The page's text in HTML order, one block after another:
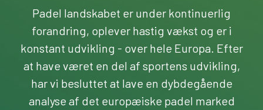
Padel landskabet er under kontinuerlig
forandring, oplever hastig vækst og er i
konstant udvikling - over hele Europa. Efter
at have været en del af sportens udvikling,
har vi besluttet at lave en dybdegående
analyse af det europæiske padel marked